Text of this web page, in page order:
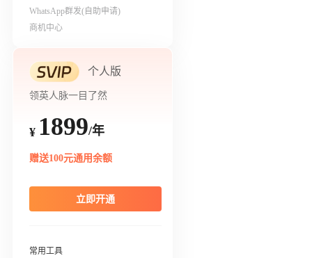
WhatsApp群发(自助申请)
商机中心
个人版
领英人脉一目了然
¥ 1899/年
赠送100元通用余额
立即开通
常用工具